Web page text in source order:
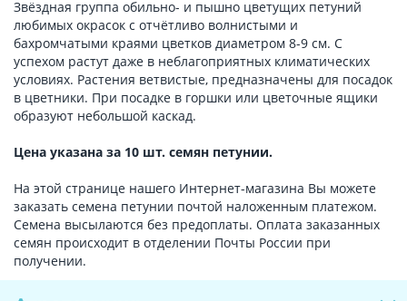
Звёздная группа обильно- и пышно цветущих петуний
любимых окрасок с отчётливо волнистыми и
бахромчатыми краями цветков диаметром 8-9 см. С
успехом растут даже в неблагоприятных климатических
условиях. Растения ветвистые, предназначены для посадок
в цветники. При посадке в горшки или цветочные ящики
образуют небольшой каскад.
Цена указана за 10 шт. семян петунии.
На этой странице нашего Интернет-магазина Вы можете
заказать семена петунии почтой наложенным платежом.
Семена высылаются без предоплаты. Оплата заказанных
семян происходит в отделении Почты России при
получении.